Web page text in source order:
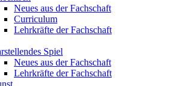
Neues aus der Fachschaft
Curriculum
Lehrkräfte der Fachschaft
Spiel
Neues aus der Fachschaft
Lehrkräfte der Fachschaft